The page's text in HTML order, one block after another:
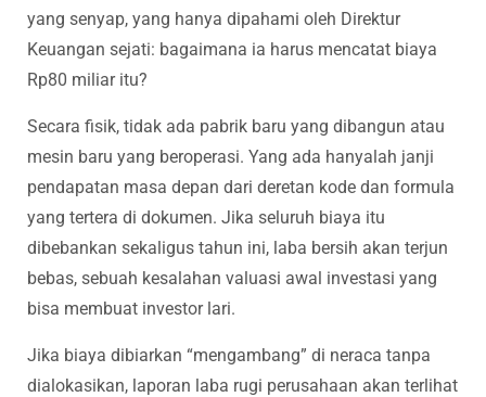
yang senyap, yang hanya dipahami oleh Direktur
Keuangan sejati: bagaimana ia harus mencatat biaya
Rp80 miliar itu?
Secara fisik, tidak ada pabrik baru yang dibangun atau
mesin baru yang beroperasi. Yang ada hanyalah janji
pendapatan masa depan dari deretan kode dan formula
yang tertera di dokumen. Jika seluruh biaya itu
dibebankan sekaligus tahun ini, laba bersih akan terjun
bebas, sebuah kesalahan valuasi awal investasi yang
bisa membuat investor lari.
Jika biaya dibiarkan “mengambang” di neraca tanpa
dialokasikan, laporan laba rugi perusahaan akan terlihat